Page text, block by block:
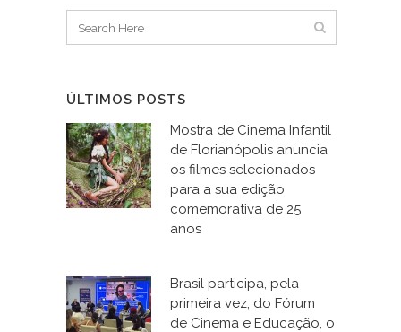
ÚLTIMOS POSTS
Mostra de Cinema Infantil
de Florianópolis anuncia
os filmes selecionados
para a sua edição
comemorativa de 25
anos
Brasil participa, pela
primeira vez, do Fórum
de Cinema e Educação, o